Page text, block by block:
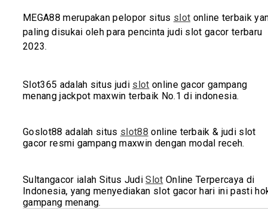
MEGA88 merupakan pelopor situs slot online terbaik
paling disukai oleh para pencinta judi slot gacor terbaru
2023.
Slot365 adalah situs judi slot online gacor gampang
menang jackpot maxwin terbaik No.1 di indonesia.
Goslot88 adalah situs slot88 online terbaik & judi slot
gacor resmi gampang maxwin dengan modal receh.
Sultangacor ialah Situs JudiSlot Online Terpercaya di
Indonesia, yang menyediakan slot gacor hari ini pasti
gampang menang.